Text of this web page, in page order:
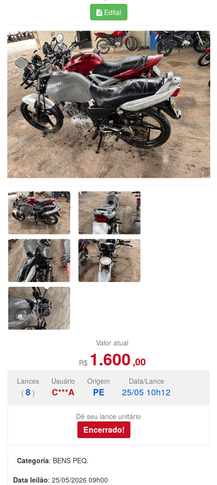
Edital
Valor atual
R$ 1.600 ,00
Lances
( 8 )
Usuário
C***A
Origem
PE
Data/Lance
25/05 10h12
Dê seu lance unitário
Categoria: BENS PEQ.
Data leilão: 25/05/2026 09h00